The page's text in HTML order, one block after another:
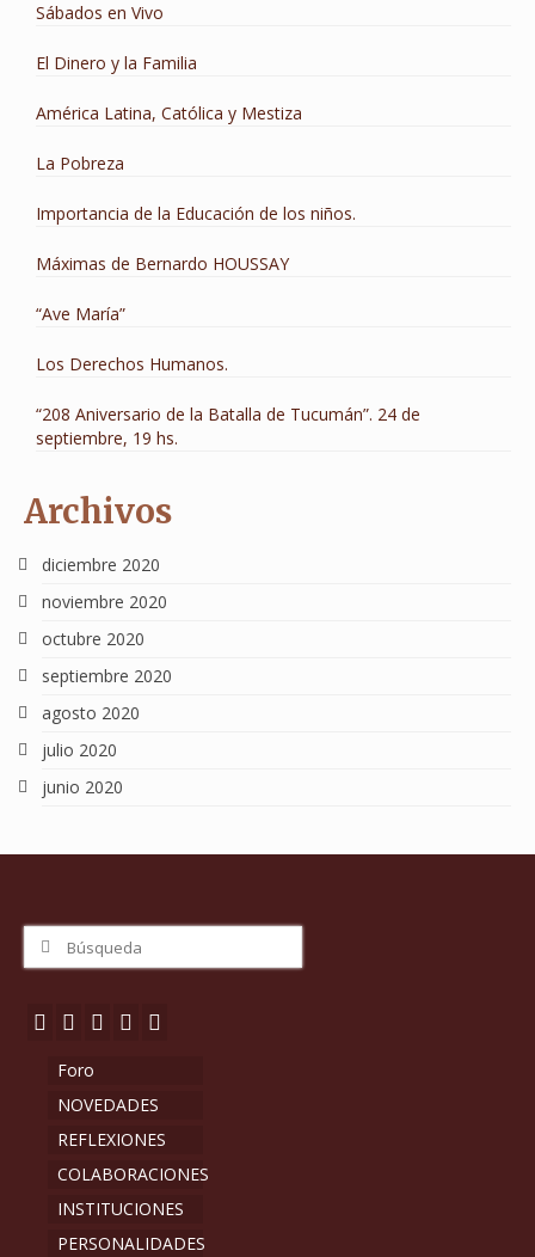
Sábados en Vivo
El Dinero y la Familia
América Latina, Católica y Mestiza
La Pobreza
Importancia de la Educación de los niños.
Máximas de Bernardo HOUSSAY
“Ave María”
Los Derechos Humanos.
“208 Aniversario de la Batalla de Tucumán”. 24 de
septiembre, 19 hs.
Archivos
diciembre 2020
noviembre 2020
octubre 2020
septiembre 2020
agosto 2020
julio 2020
junio 2020
Buscar
por:
Foro
NOVEDADES
REFLEXIONES
COLABORACIONES
INSTITUCIONES
PERSONALIDADES